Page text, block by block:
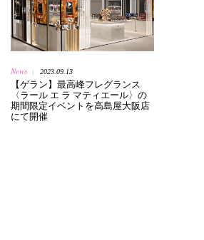
News 2023.09.13
【ゲラン】最高峰フレグランス
〈ラール エ ラ マティエール〉の
期間限定イベントを高島屋大阪店
にて開催